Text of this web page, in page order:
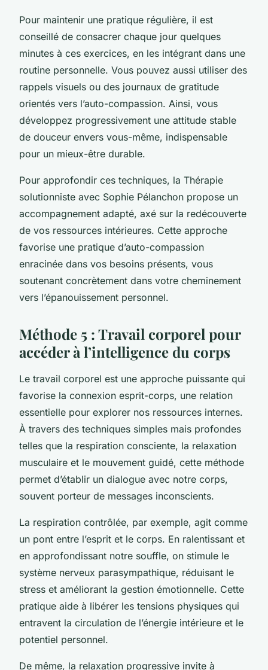
Pour maintenir une pratique régulière, il est
conseillé de consacrer chaque jour quelques
minutes à ces exercices, en les intégrant dans une
routine personnelle. Vous pouvez aussi utiliser des
rappels visuels ou des journaux de gratitude
orientés vers l’auto-compassion. Ainsi, vous
développez progressivement une attitude stable
de douceur envers vous-même, indispensable
pour un mieux-être durable.
Pour approfondir ces techniques, la Thérapie
solutionniste avec Sophie Pélanchon propose un
accompagnement adapté, axé sur la redécouverte
de vos ressources intérieures. Cette approche
favorise une pratique d’auto-compassion
enracinée dans vos besoins présents, vous
soutenant concrètement dans votre cheminement
vers l’épanouissement personnel.
Méthode 5 : Travail corporel pour
accéder à l’intelligence du corps
Le travail corporel est une approche puissante qui
favorise la connexion esprit-corps, une relation
essentielle pour explorer nos ressources internes.
À travers des techniques simples mais profondes
telles que la respiration consciente, la relaxation
musculaire et le mouvement guidé, cette méthode
permet d’établir un dialogue avec notre corps,
souvent porteur de messages inconscients.
La respiration contrôlée, par exemple, agit comme
un pont entre l’esprit et le corps. En ralentissant et
en approfondissant notre souffle, on stimule le
système nerveux parasympathique, réduisant le
stress et améliorant la gestion émotionnelle. Cette
pratique aide à libérer les tensions physiques qui
entravent la circulation de l’énergie intérieure et le
potentiel personnel.
De même, la relaxation progressive invite à